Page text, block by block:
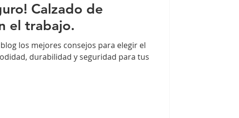
Calzado de
el trabajo.
los mejores consejos para elegir el
durabilidad y seguridad para tus